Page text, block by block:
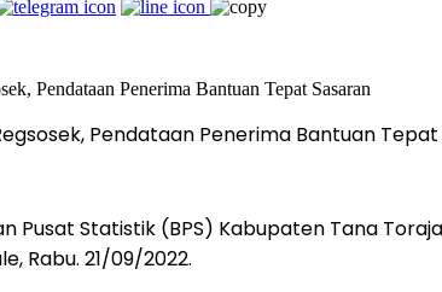
Pendataan Penerima Bantuan
Pusat Statistik (BPS) Kabupaten Tana
Rabu. 21/09/2022.